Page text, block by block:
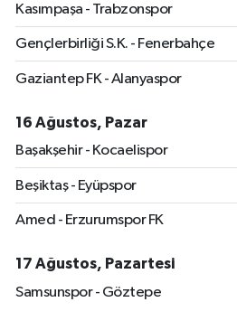
Kasımpaşa - Trabzonspor
Gençlerbirliği S.K. - Fenerbahçe
Gaziantep FK - Alanyaspor
16 Ağustos, Pazar
Başakşehir - Kocaelispor
Beşiktaş - Eyüpspor
Amed - Erzurumspor FK
17 Ağustos, Pazartesi
Samsunspor - Göztepe